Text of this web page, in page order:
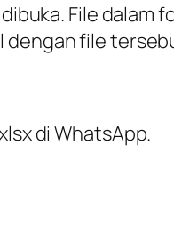
File dalam
dengan file
di WhatsApp.